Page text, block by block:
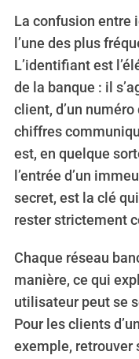
La confusion entre
l’une des plus
L’identifiant est
de la banque : il
client, d’un
chiffres
est, en quelque
l’entrée d’un
secret, est la clé
rester strictement
Chaque réseau
manière, ce qui
utilisateur peut se
Pour les clients
exemple, retrouver